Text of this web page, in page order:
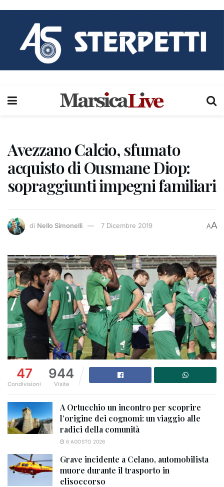
Avezzano Calcio, sfumato
acquisto di Ousmane Diop:
sopraggiunti impegni familiari
di Nello Simonelli 7 Dicembre 2019 AA
47
Condivisioni
944
Visite
A Ortucchio un incontro per scoprire
l’origine dei cognomi: un viaggio alle
radici della comunità
6 AGOSTO 2026
Grave incidente a Celano, automobilista
muore durante il trasporto in
elisoccorso